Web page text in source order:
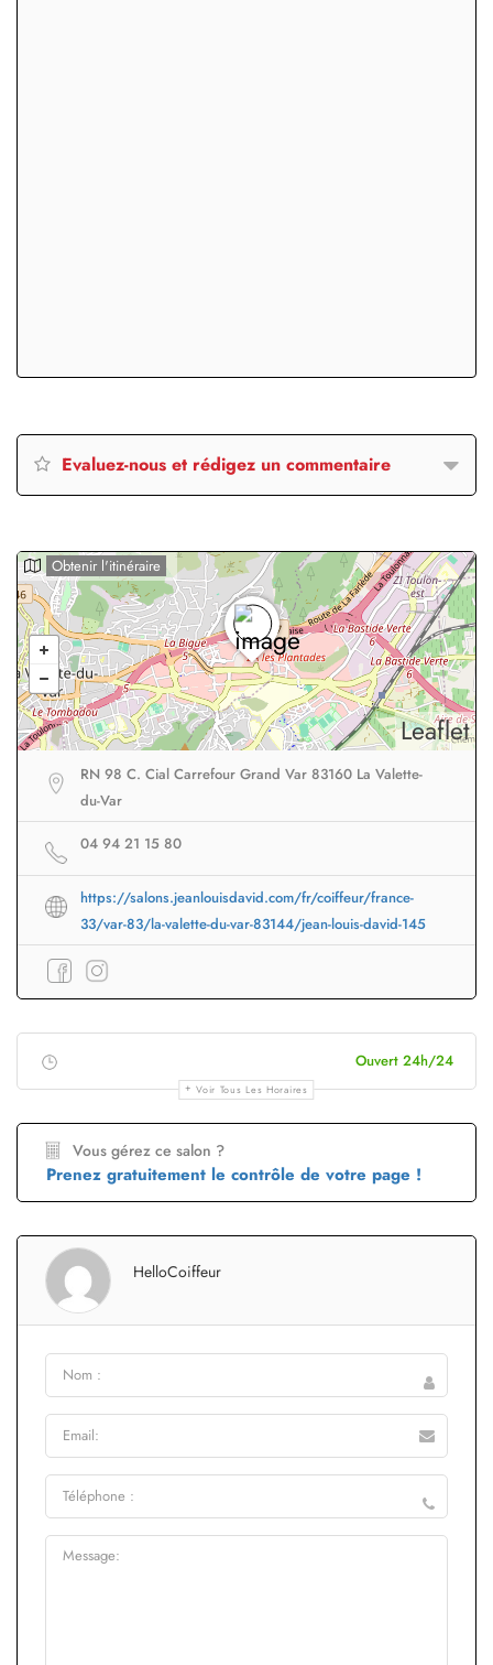
Evaluez-nous et rédigez un commentaire
Leaflet
Obtenir l'itinéraire
RN 98 C. Cial Carrefour Grand Var 83160 La Valette-
du-Var
04 94 21 15 80
https://salons.jeanlouisdavid.com/fr/coiffeur/france-
33/var-83/la-valette-du-var-83144/jean-louis-david-145
Ouvert 24h/24
Voir Tous Les Horaires
Vous gérez ce salon ?
Prenez gratuitement le contrôle de votre page !
HelloCoiffeur